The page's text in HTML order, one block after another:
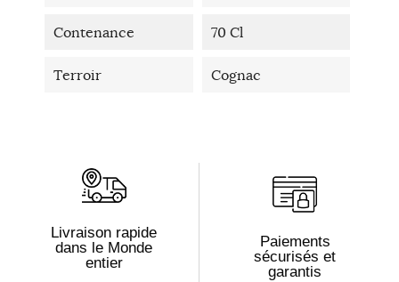
Contenance 70 Cl
Terroir Cognac
Livraison rapide
dans le Monde
entier
Paiements
sécurisés et
garantis